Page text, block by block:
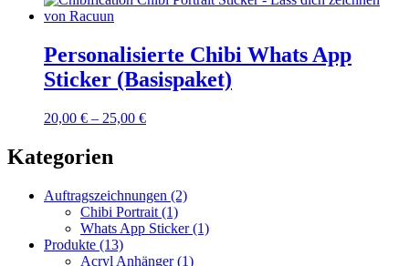
Personalisierte Chibi Whats App
Sticker (Basispaket)
20,00 € – 25,00 €
Kategorien
Auftragszeichnungen (2)
Chibi Portrait (1)
Whats App Sticker(1)
Produkte (13)
Acryl Anhänger(1)